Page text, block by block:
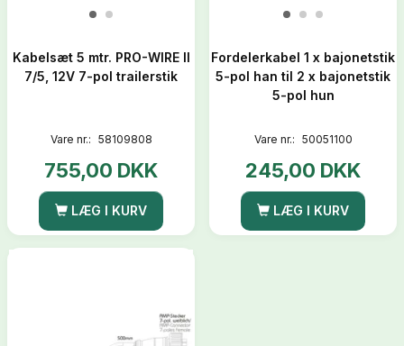
Kabelsæt 5 mtr. PRO-WIRE II
7/5, 12V 7-pol trailerstik
Vare nr.: 58109808
755,00 DKK
LÆG I KURV
Fordelerkabel 1 x bajonetstik
5-pol han til 2 x bajonetstik
5-pol hun
Vare nr.: 50051100
245,00 DKK
LÆG I KURV